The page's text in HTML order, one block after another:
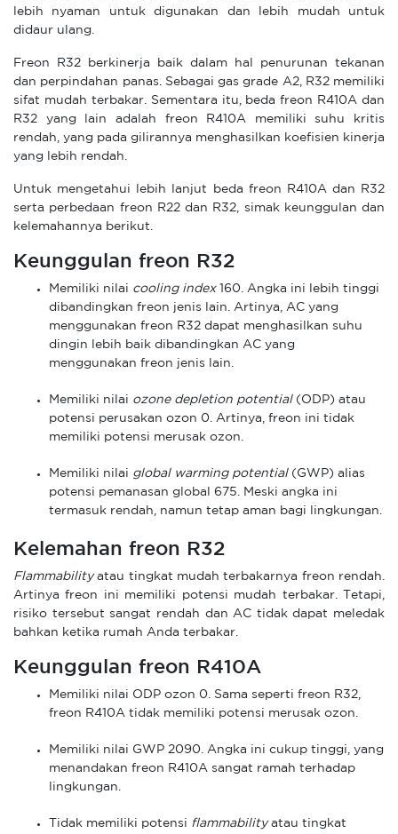
lebih nyaman untuk digunakan dan lebih mudah untuk
didaur ulang.
Freon R32 berkinerja baik dalam hal penurunan tekanan
dan perpindahan panas. Sebagai gas grade A2, R32 memiliki
sifat mudah terbakar. Sementara itu, beda freon R410A dan
R32 yang lain adalah freon R410A memiliki suhu kritis
rendah, yang pada gilirannya menghasilkan koefisien kinerja
yang lebih rendah.
Untuk mengetahui lebih lanjut beda freon R410A dan R32
serta perbedaan freon R22 dan R32, simak keunggulan dan
kelemahannya berikut.
Keunggulan freon R32
Memiliki nilai cooling index160. Angka ini lebih tinggi
dibandingkan freon jenis lain. Artinya, AC yang
menggunakan freon R32 dapat menghasilkan suhu
dingin lebih baik dibandingkan AC yang
menggunakan freon jenis lain.
Memiliki nilai ozone depletion potential (ODP) atau
potensi perusakan ozon 0. Artinya, freon ini tidak
memiliki potensi merusak ozon.
Memiliki nilai global warming potential (GWP) alias
potensi pemanasan global 675. Meski angka ini
termasuk rendah, namun tetap aman bagi lingkungan.
Kelemahan freon R32
Flammabilityatau tingkat mudah terbakarnya freon rendah.
Artinya freon ini memiliki potensi mudah terbakar. Tetapi,
risiko tersebut sangat rendah dan AC tidak dapat meledak
bahkan ketika rumah Anda terbakar.
Keunggulan freon R410A
Memiliki nilai ODP ozon 0. Sama seperti freon R32,
freon R410A tidak memiliki potensi merusak ozon.
Memiliki nilai GWP 2090. Angka ini cukup tinggi, yang
menandakan freon R410A sangat ramah terhadap
lingkungan.
Tidak memiliki potensi flammabilityatau tingkat